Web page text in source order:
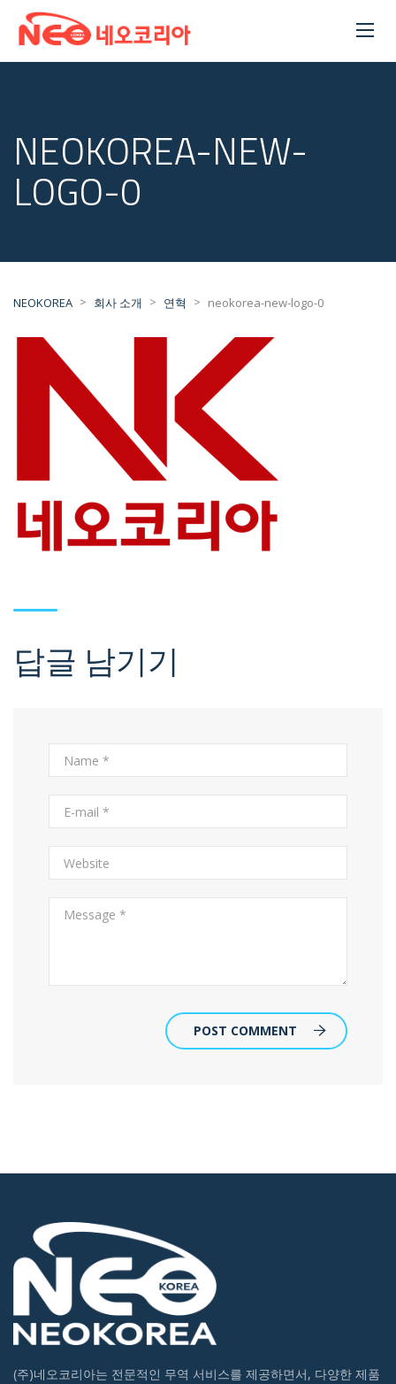
NEOKOREA-NEW-
LOGO-0
NEOKOREA > 회사 소개 > 연혁 > neokorea-new-logo-0
답글 남기기
POST COMMENT
(주)네오코리아는 전문적인 무역 서비스를 제공하면서, 다양한 제품